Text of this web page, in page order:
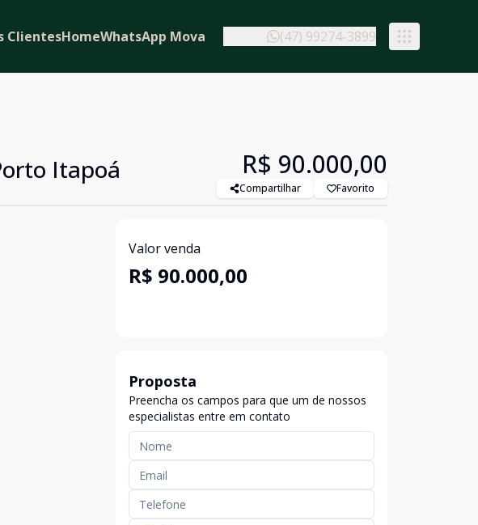
ClientesHomeWhatsApp Mova (47) 99274-3899
Itapoá R$ 90.000,00
Compartilhar Favorito
Valor venda
R$ 90.000,00
Proposta
Preencha os campos para que um de nossos
especialistas entre em contato